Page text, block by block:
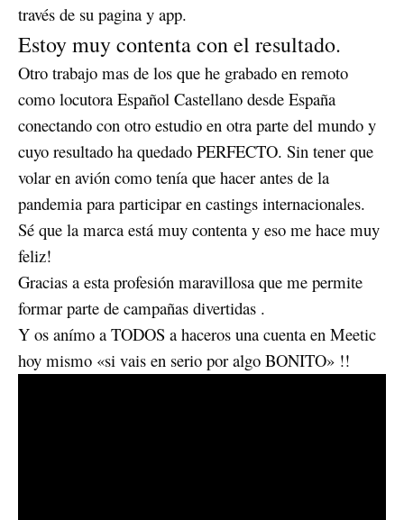
través de su pagina y app.
Estoy muy contenta con el resultado.
Otro trabajo mas de los que he grabado en remoto
como locutora Español Castellano desde España
conectando con otro estudio en otra parte del mundo y
cuyo resultado ha quedado PERFECTO. Sin tener que
volar en avión como tenía que hacer antes de la
pandemia para participar en castings internacionales.
Sé que la marca está muy contenta y eso me hace muy
feliz!
Gracias a esta profesión maravillosa que me permite
formar parte de campañas divertidas .
Y os anímo a TODOS a haceros una cuenta en Meetic
hoy mismo «si vais en serio por algo BONITO» !!